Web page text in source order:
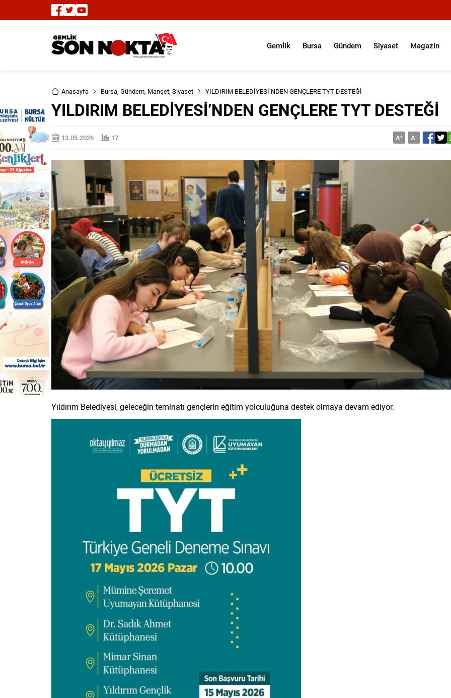
Gemlik Bursa Gündem Siyaset Magazin
Anasayfa Bursa, Gündem, Manşet, Siyaset YILDIRIM BELEDİYESİ’NDEN GENÇLERE TYT DESTEĞİ
YILDIRIM BELEDİYESİ’NDEN GENÇLERE TYT DESTEĞİ
13.05.2026 17 A+ A-
Yıldırım Belediyesi, geleceğin teminatı gençlerin eğitim yolculuğuna destek olmaya devam ediyor.